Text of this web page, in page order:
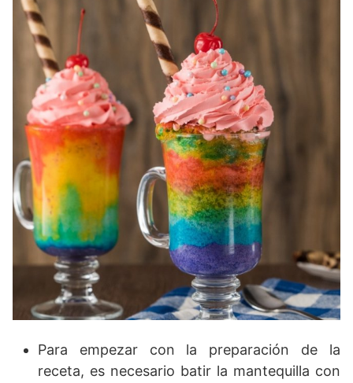
Para empezar con la preparación de la
receta, es necesario batir la mantequilla con